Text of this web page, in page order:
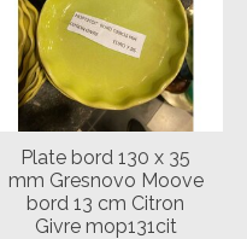
Plate bord 130 x 35
mm Gresnovo Moove
bord 13 cm Citron
Givre mop131cit